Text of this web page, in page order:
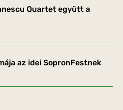
Quartet együtt a
az idei SopronFestnek